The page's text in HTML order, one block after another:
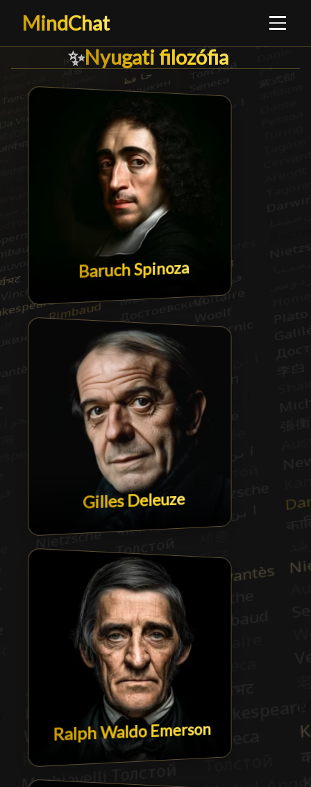
MindChat
✨Nyugati filozófia
Nyugati filozófia
Baruch Spinoza
Gilles Deleuze
Ralph Waldo Emerson